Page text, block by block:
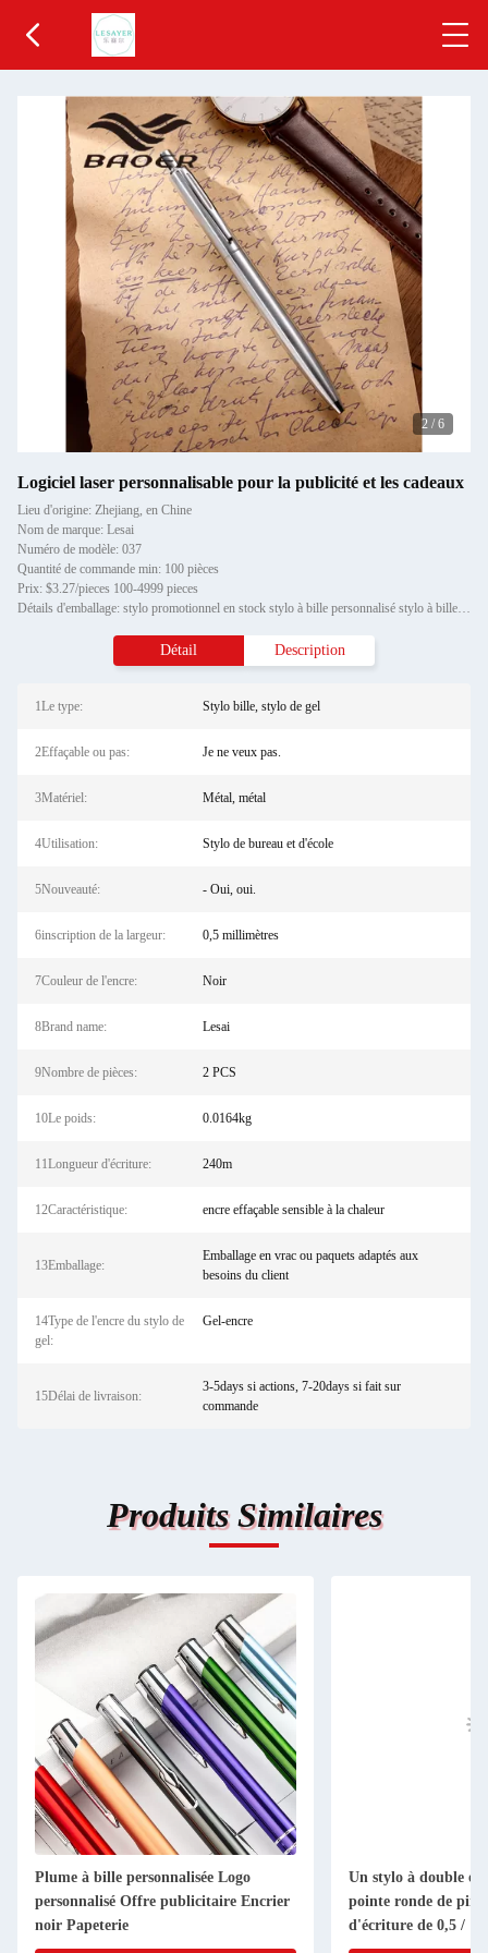
2 / 6
Logiciel laser personnalisable pour la publicité et les cadeaux
Lieu d'origine: Zhejiang, en Chine
Nom de marque: Lesai
Numéro de modèle: 037
Quantité de commande min: 100 pièces
Prix: $3.27/pieces 100-4999 pieces
Détails d'emballage: stylo promotionnel en stock stylo à bille personnalisé stylo à bille diamant cristal métal stylo à b
Détail Description
1Le type: Stylo bille, stylo de gel
2Effaçable ou pas: Je ne veux pas.
3Matériel: Métal, métal
4Utilisation: Stylo de bureau et d'école
5Nouveauté: - Oui, oui.
6inscription de la largeur: 0,5 millimètres
7Couleur de l'encre: Noir
8Brand name: Lesai
9Nombre de pièces: 2 PCS
10Le poids: 0.0164kg
11Longueur d'écriture: 240m
12Caractéristique: encre effaçable sensible à la chaleur
13Emballage:
Emballage en vrac ou paquets adaptés aux
besoins du client
14Type de l'encre du stylo de
gel:
Gel-encre
15Délai de livraison:
3-5days si actions, 7-20days si fait sur
commande
Produits Similaires
Plume à bille personnalisée Logo
personnalisé Offre publicitaire Encrier
noir Papeterie
Un stylo à double
pointe ronde de
d'écriture de 0,5 /